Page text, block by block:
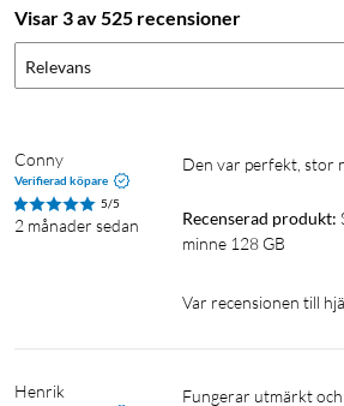
Visar 3 av 525 recensioner
Relevans
Conny
Verifierad köpare
5/5
2 månader sedan
Den var perfekt, stor
Recenserad produkt:
minne 128 GB
Var recensionen till
Henrik
Fungerar utmärkt